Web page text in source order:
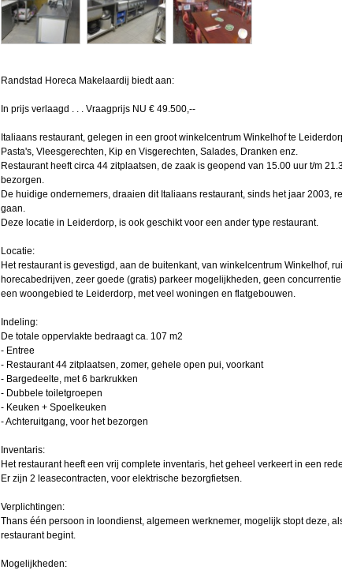
Randstad Horeca Makelaardij biedt aan:
In prijs verlaagd . . . Vraagprijs NU € 49.500,--
Italiaans restaurant, gelegen in een groot winkelcentrum Winkelhof te
Pasta's, Vleesgerechten, Kip en Visgerechten, Salades, Dranken enz.
Restaurant heeft circa 44 zitplaatsen, de zaak is geopend van 15.00 uur t/m
bezorgen.
De huidige ondernemers, draaien dit Italiaans restaurant, sinds het jaar 2003,
gaan.
Deze locatie in Leiderdorp, is ook geschikt voor een ander type restaurant.
Locatie:
Het restaurant is gevestigd, aan de buitenkant, van winkelcentrum Winkelhof,
horecabedrijven, zeer goede (gratis) parkeer mogelijkheden, geen
een woongebied te Leiderdorp, met veel woningen en flatgebouwen.
Indeling:
De totale oppervlakte bedraagt ca. 107 m2
- Entree
- Restaurant 44 zitplaatsen, zomer, gehele open pui, voorkant
- Bargedeelte, met 6 barkrukken
- Dubbele toiletgroepen
- Keuken + Spoelkeuken
- Achteruitgang, voor het bezorgen
Inventaris:
Het restaurant heeft een vrij complete inventaris, het geheel verkeert in een
Er zijn 2 leasecontracten, voor elektrische bezorgfietsen.
Verplichtingen:
Thans één persoon in loondienst, algemeen werknemer, mogelijk stopt deze,
restaurant begint.
Mogelijkheden: